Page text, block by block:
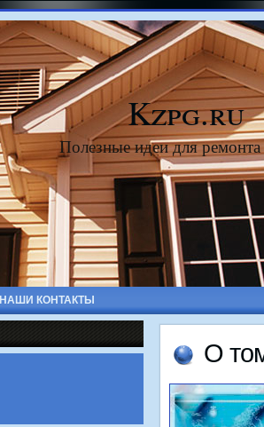
Kzpg.ru
Полезные идеи для
НАШИ КОНТАКТЫ
О